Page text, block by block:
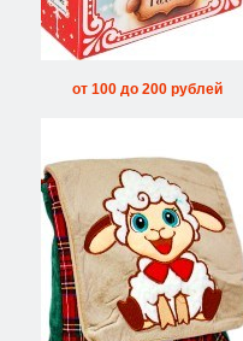
от 100 до 200 рублей